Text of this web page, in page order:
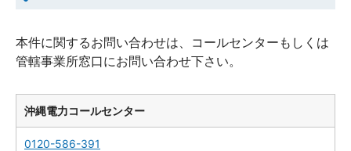
本件に関するお問い合わせは、コールセンターもしくは
管轄事業所窓口にお問い合わせ下さい。
沖縄電力コールセンター
0120-586-391